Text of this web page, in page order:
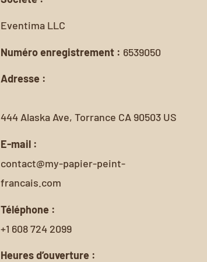
Eventima LLC
Numéro enregistrement : 6539050
Adresse :
444 Alaska Ave, Torrance CA 90503 US
E-mail :
contact@my-papier-peint-
francais.com
Téléphone :
+1 608 724 2099
Heures d’ouverture :